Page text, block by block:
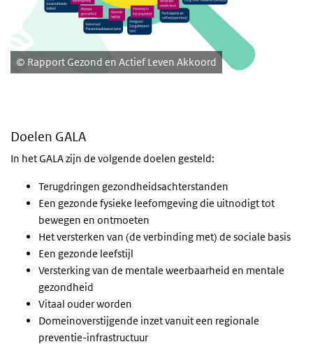
Rapport Gezond en Actief Leven Akkoord
Doelen GALA
In het GALA zijn de volgende doelen gesteld:
Terugdringen gezondheidsachterstanden
Een gezonde fysieke leefomgeving die uitnodigt tot
bewegen en ontmoeten
Het versterken van (de verbinding met) de sociale basis
Een gezonde leefstijl
Versterking van de mentale weerbaarheid en mentale
gezondheid
Vitaal ouder worden
Domeinoverstijgende inzet vanuit een regionale
preventie-infrastructuur